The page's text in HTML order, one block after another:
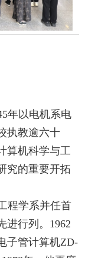
年以电机系电
执教逾六十
算机科学与工
究的重要开拓
程学系并任首
行列。 1962
子管计算机ZD-